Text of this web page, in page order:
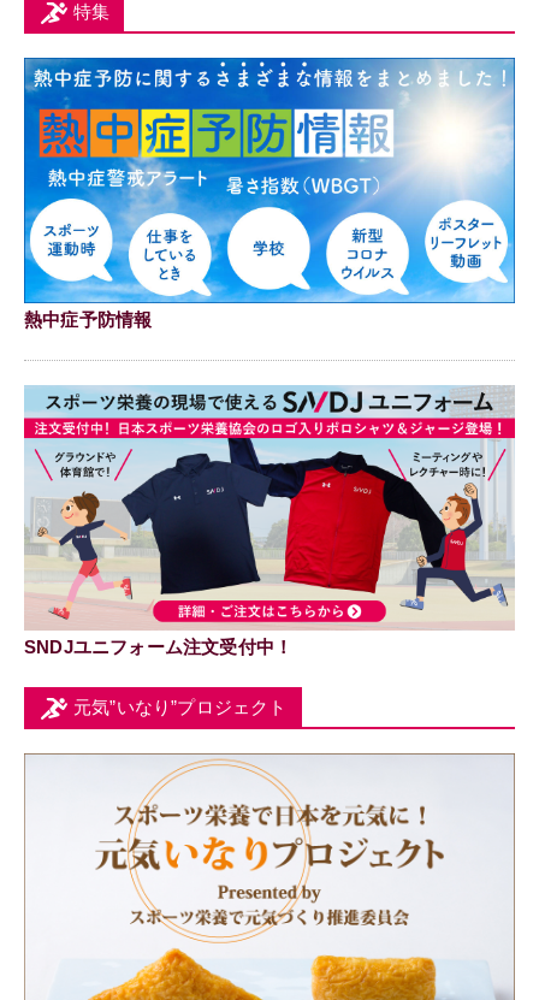
特集
熱中症予防情報
SNDJユニフォーム注文受付中！
元気”いなり”プロジェクト